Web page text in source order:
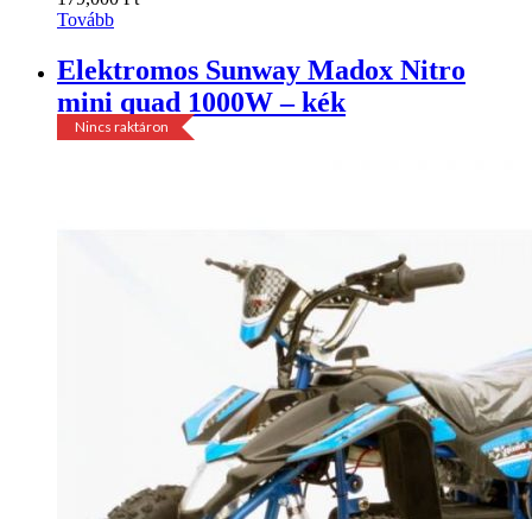
Tovább
Nincs raktáron
Elektromos Sunway Madox Nitro
mini quad 1000W – kék